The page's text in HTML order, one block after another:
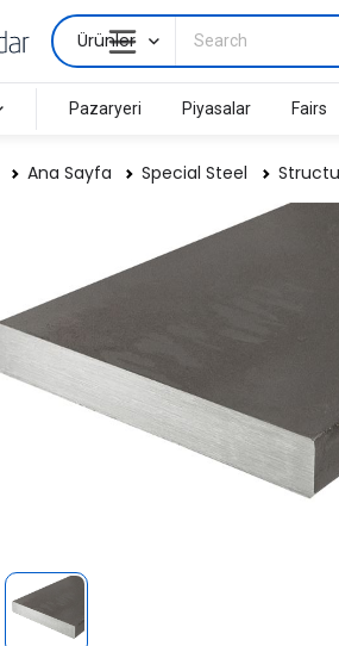
Ürünler
Pazaryeri Piyasalar Fairs
Ana Sayfa Special Steel